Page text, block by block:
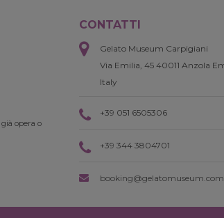
opera o
CONTATTI
Gelato Museum Carpigiani
Via Emilia, 45 40011 Anzola
Italy
+39 051 6505306
+39 344 3804701
booking@gelatomuseum.com